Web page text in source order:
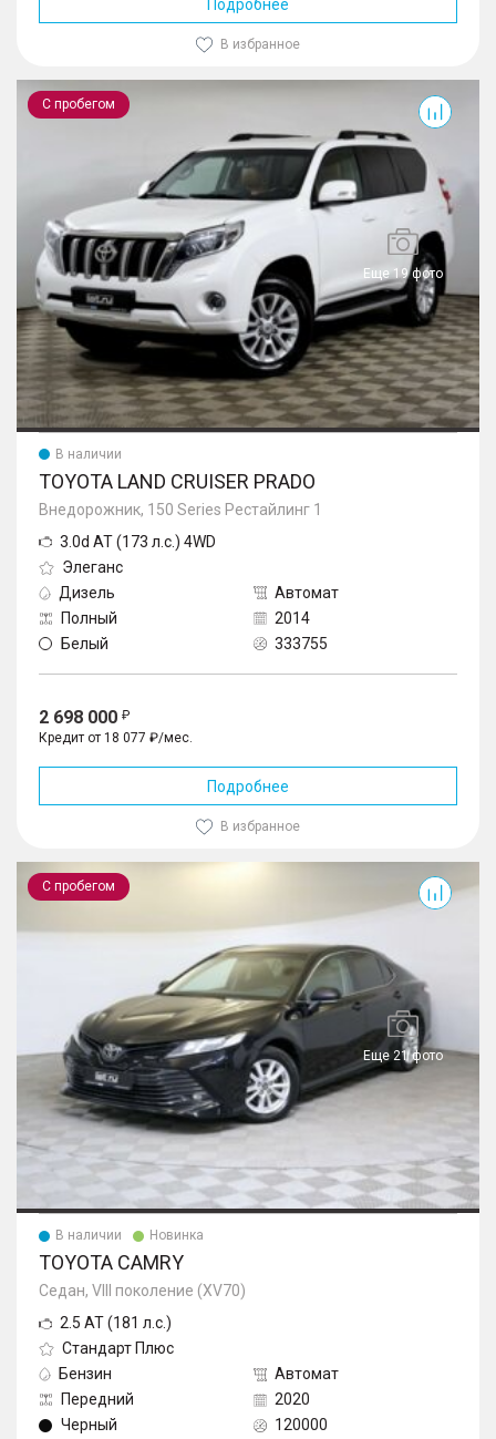
Подробнее
В избранное
С пробегом
Еще 19 фото
Land Cruiser Prado
В наличии
TOYOTA LAND CRUISER PRADO
Внедорожник, 150 Series Рестайлинг 1
3.0d AT (173 л.с.) 4WD
Элеганс
Дизель
Автомат
Полный
2014
Белый
333755
2 698 000
Кредит от 18 077 ₽/мес.
Подробнее
В избранное
С пробегом
Еще 21 фото
Camry
В наличии Новинка
TOYOTA CAMRY
Седан, VIII поколение (XV70)
2.5 AT (181 л.с.)
Стандарт Плюс
Бензин
Автомат
Передний
2020
Черный
120000